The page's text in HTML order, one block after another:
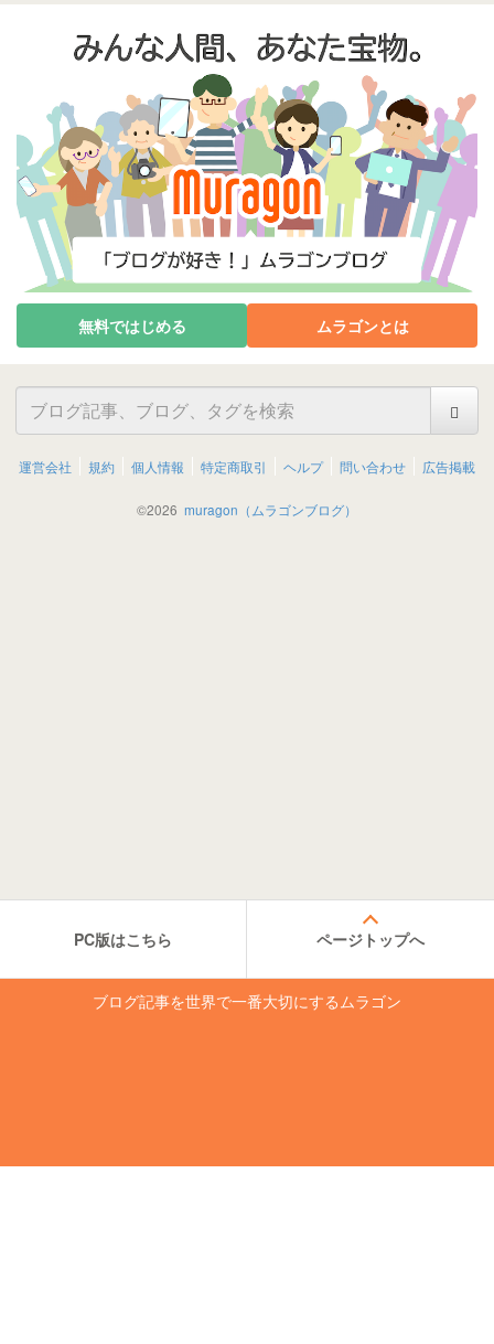
無料ではじめる ムラゴンとは
運営会社 規約 個人情報 特定商取引 ヘルプ 問い合わせ 広告掲載
©2026 muragon（ムラゴンブログ）
PC版はこちら ページトップへ
ブログ記事を世界で一番大切にするムラゴン